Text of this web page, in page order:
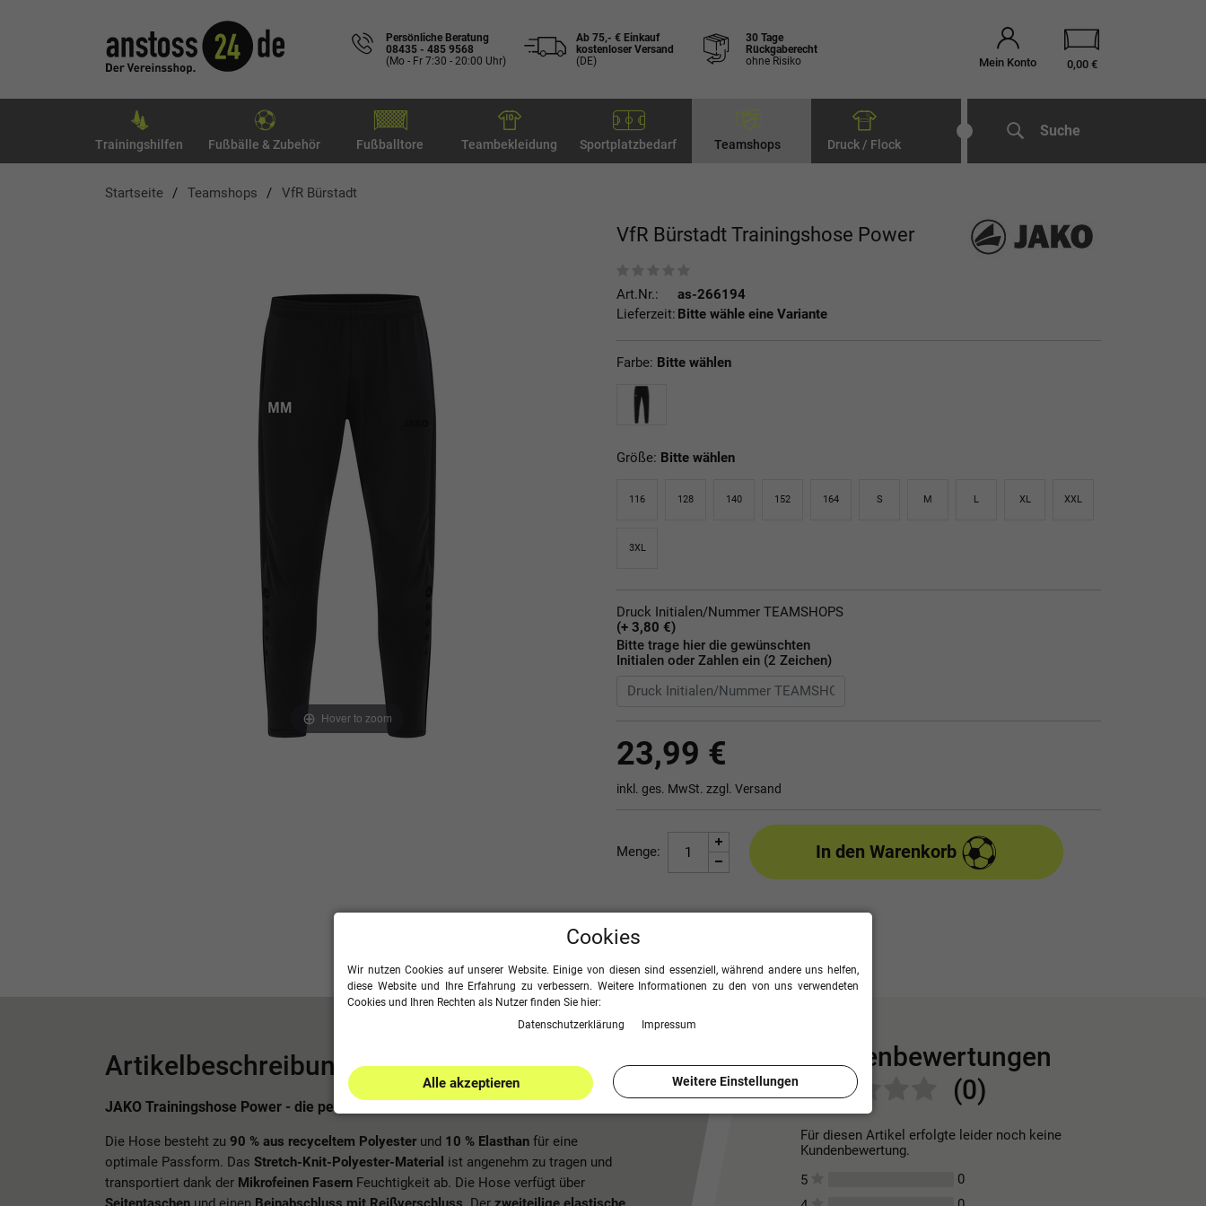
Persönliche Beratung
08435 - 485 9568
(Mo - Fr 7:30 - 20:00 Uhr)
Ab 75,- € Einkauf
kostenloser Versand
(DE)
30 Tage
Rückgaberecht
ohne Risiko
Mein Konto 0,00 €
Trainingshilfen Fußbälle & Zubehör Fußballtore Teambekleidung Sportplatzbedarf Teamshops Druck / Flock
Suche
Startseite Teamshops VfR Bürstadt
Hover to zoom
VfR Bürstadt Trainingshose Power
Art.Nr.:
as-266194
Lieferzeit: Bitte wähle eine Variante
Farbe: Bitte wählen
Größe: Bitte wählen
116 128 140 152 164 S M L XL XXL
3XL
Druck Initialen/Nummer TEAMSHOPS
(+ 3,80 €)
Bitte trage hier die gewünschten
Initialen oder Zahlen ein (2 Zeichen)
23,99 €
inkl. ges. MwSt. zzgl. Versand
Menge: In den Warenkorb
Artikelbeschreibung
JAKO Trainingshose Power - die perfekte Hose zum Trainieren!
Die Hose besteht zu 90 % aus recyceltem Polyester und 10 % Elasthan für eine
optimale Passform. Das Stretch-Knit-Polyester-Material ist angenehm zu tragen und
transportiert dank der Mikrofeinen Fasern Feuchtigkeit ab. Die Hose verfügt über
Kundenbewertungen
(0)
Für diesen Artikel erfolgte leider noch keine
Kundenbewertung.
5
0
Cookies
Wir nutzen Cookies auf unserer Website. Einige von diesen sind essenziell, während andere uns helfen,
diese Website und Ihre Erfahrung zu verbessern. Weitere Informationen zu den von uns verwendeten
Cookies und Ihren Rechten als Nutzer finden Sie hier:
Daten­schutz­erklärung
Impressum
Alle akzeptieren Weitere Einstellungen